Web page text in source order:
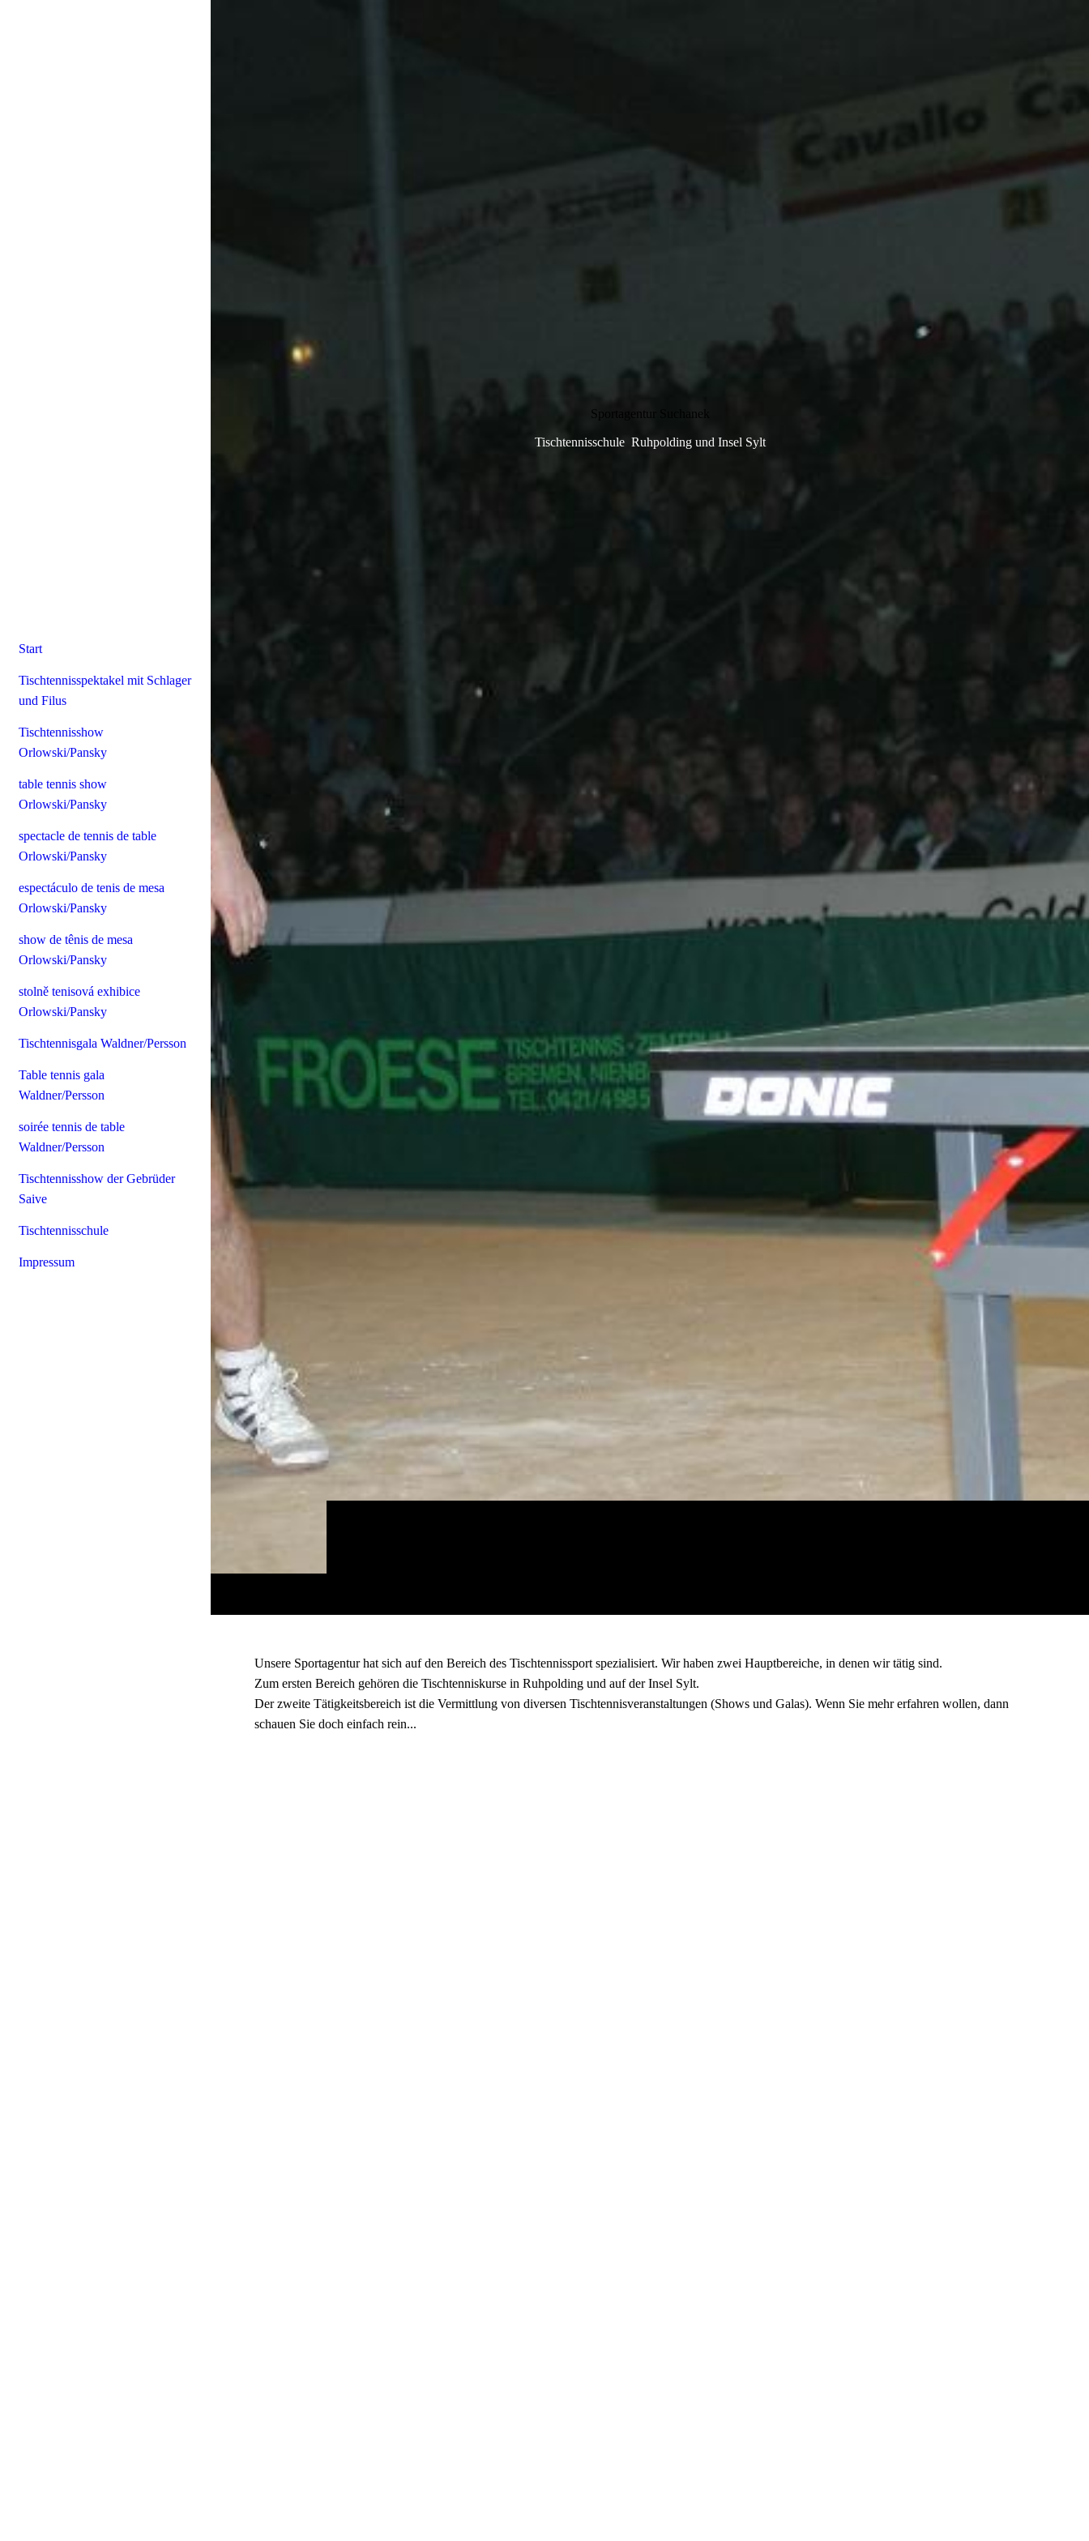
Sportagentur Suchanek
Tischtennisschule Ruhpolding und Insel Sylt
Unsere Sportagentur hat sich auf den Bereich des Tischtennissport spezialisiert. Wir haben zwei Hauptbereiche, in denen wir tätig sind.
Zum ersten Bereich gehören die Tischtenniskurse in Ruhpolding und auf der Insel Sylt.
Der zweite Tätigkeitsbereich ist die Vermittlung von diversen Tischtennisveranstaltungen (Shows und Galas). Wenn Sie mehr erfahren wollen, dann
schauen Sie doch einfach rein...
Start
Tischtennisspektakel mit Schlager
und Filus
Tischtennisshow
Orlowski/Pansky
table tennis show
Orlowski/Pansky
spectacle de tennis de table
Orlowski/Pansky
espectáculo de tenis de mesa
Orlowski/Pansky
show de tênis de mesa
Orlowski/Pansky
stolně tenisová exhibice
Orlowski/Pansky
Tischtennisgala Waldner/Persson
Table tennis gala
Waldner/Persson
soirée tennis de table
Waldner/Persson
Tischtennisshow der Gebrüder
Saive
Tischtennisschule
Impressum